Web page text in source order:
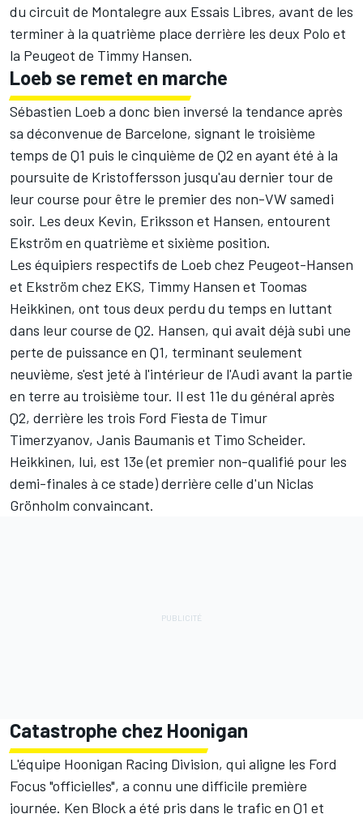
du circuit de Montalegre aux Essais Libres, avant de les
terminer à la quatrième place derrière les deux Polo et
la Peugeot de Timmy Hansen.
Loeb se remet en marche
Sébastien Loeb a donc bien inversé la tendance après
sa déconvenue de Barcelone, signant le troisième
temps de Q1 puis le cinquième de Q2 en ayant été à la
poursuite de Kristoffersson jusqu'au dernier tour de
leur course pour être le premier des non-VW samedi
soir. Les deux Kevin, Eriksson et Hansen, entourent
Ekström en quatrième et sixième position.
Les équipiers respectifs de Loeb chez Peugeot-Hansen
et Ekström chez EKS, Timmy Hansen et Toomas
Heikkinen, ont tous deux perdu du temps en luttant
dans leur course de Q2. Hansen, qui avait déjà subi une
perte de puissance en Q1, terminant seulement
neuvième, s'est jeté à l'intérieur de l'Audi avant la partie
en terre au troisième tour. Il est 11e du général après
Q2, derrière les trois Ford Fiesta de Timur
Timerzyanov, Janis Baumanis et Timo Scheider.
Heikkinen, lui, est 13e (et premier non-qualifié pour les
demi-finales à ce stade) derrière celle d'un Niclas
Grönholm convaincant.
Catastrophe chez Hoonigan
L'équipe Hoonigan Racing Division, qui aligne les Ford
Focus "officielles", a connu une difficile première
journée. Ken Block a été pris dans le trafic en Q1 et